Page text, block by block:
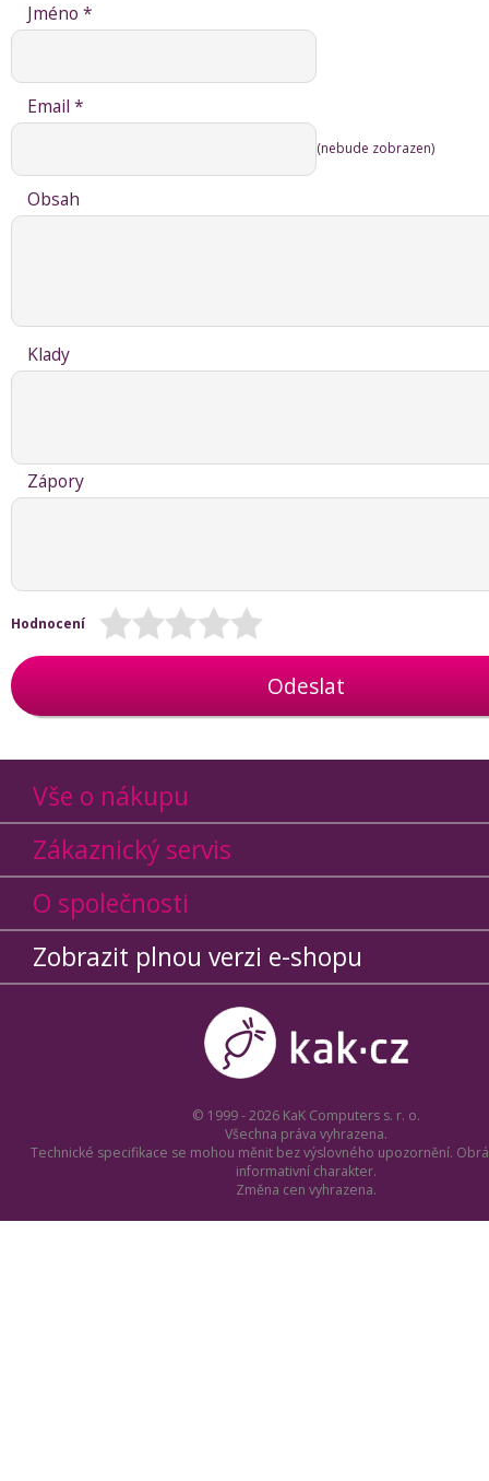
Jméno *
Email *
(nebude zobrazen)
Obsah
Klady
Zápory
Hodnocení
Odeslat
Vše o nákupu
Zákaznický servis
O společnosti
Zobrazit plnou verzi e-shopu
© 1999 - 2026 KaK Computers s. r. o.
Všechna práva vyhrazena.
Technické specifikace se mohou měnit bez výslovného upozornění.
informativní charakter.
Změna cen vyhrazena.